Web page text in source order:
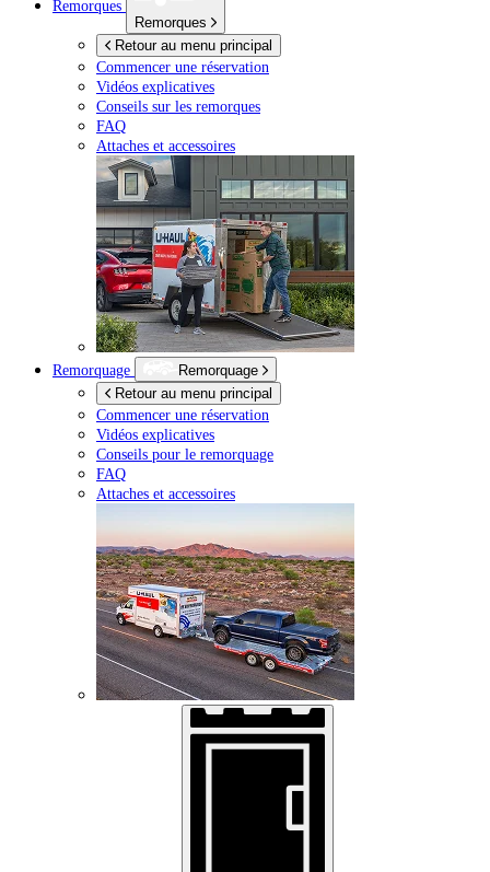
Remorques
Remorques
Retour au menu principal
Commencer une réservation
Vidéos explicatives
Conseils sur les remorques
FAQ
Attaches et accessoires
Remorquage
Remorquage
Retour au menu principal
Commencer une réservation
Vidéos explicatives
Conseils pour le remorquage
FAQ
Attaches et accessoires